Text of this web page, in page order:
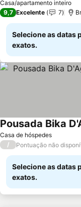
Casa/apartamento inteiro
9,7 Excelente 7
Selecione as datas
exatos.
Casa de hóspedes
Ver preços
/ Pontuação não
Selecione as datas
exatos.